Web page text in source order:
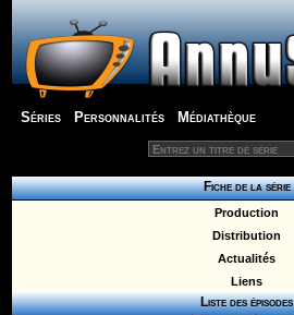
Séries Personnalités Médiathèque
Fiche de la série
Production
Distribution
Actualités
Liens
Liste des épisodes